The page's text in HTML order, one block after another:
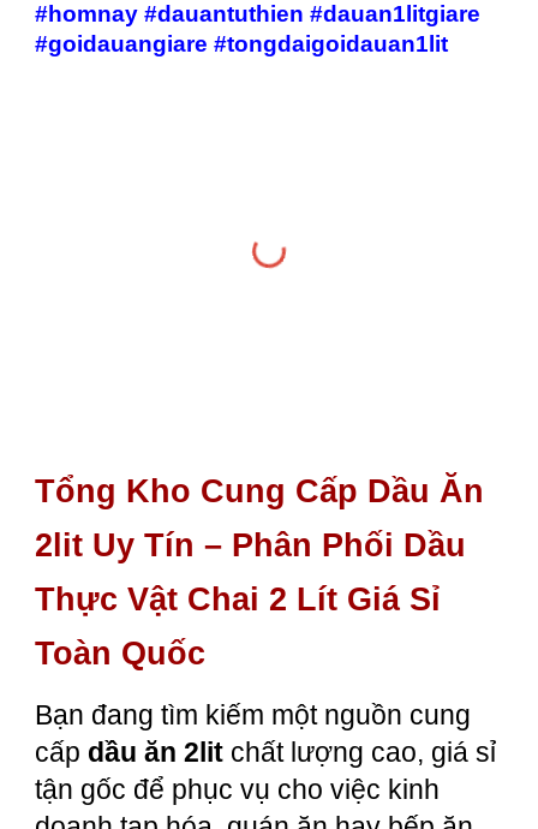
#homnay #dauantuthien #dauan1litgiare
#goidauangiare #tongdaigoidauan1lit
Tổng Kho Cung Cấp Dầu Ăn
2lit Uy Tín – Phân Phối Dầu
Thực Vật Chai 2 Lít Giá Sỉ
Toàn Quốc
Bạn đang tìm kiếm một nguồn cung
cấp dầu ăn 2lit chất lượng cao, giá sỉ
tận gốc để phục vụ cho việc kinh